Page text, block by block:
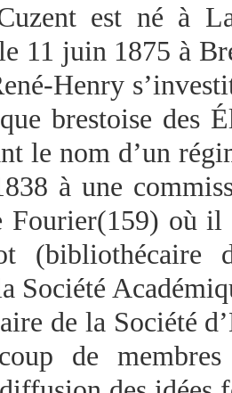
est né à
11 juin 1875 à
Henry
brestoise des
le nom d’un
à une
Fourier(159) où il
(bibliothécaire
Société
de la Société
de